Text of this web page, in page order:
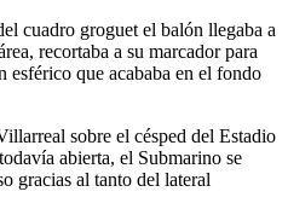
cuadro groguet el balón llegaba a
recortaba a su marcador para
esférico que acababa en el fondo
sobre el césped del Estadio
abierta, el Submarino se
gracias al tanto del lateral